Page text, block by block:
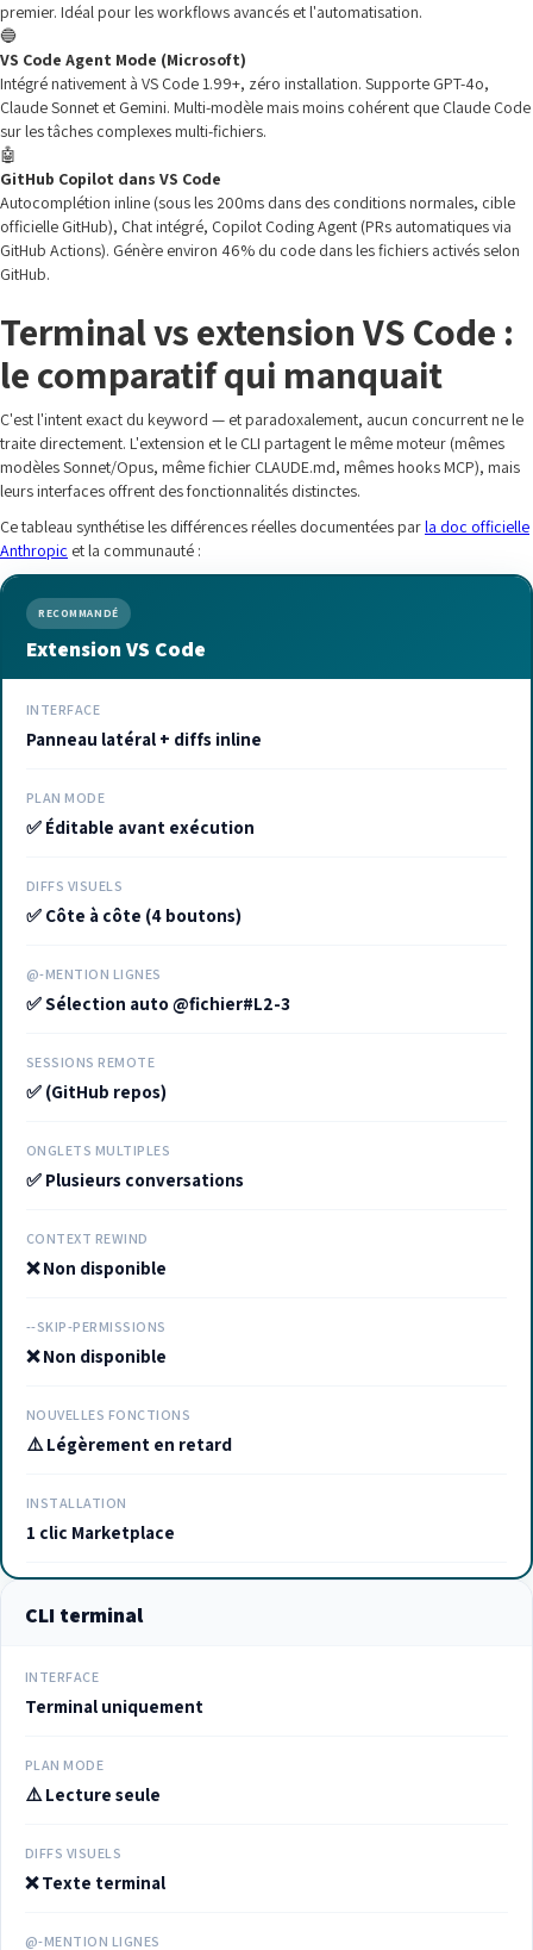
premier. Idéal pour les workflows avancés et l'automatisation.
🔵
VS Code Agent Mode (Microsoft)
Intégré nativement à VS Code 1.99+, zéro installation. Supporte GPT-4o,
Claude Sonnet et Gemini. Multi-modèle mais moins cohérent que Claude Code
sur les tâches complexes multi-fichiers.
🤖
GitHub Copilot dans VS Code
Autocomplétion inline (sous les 200ms dans des conditions normales, cible
officielle GitHub), Chat intégré, Copilot Coding Agent (PRs automatiques via
GitHub Actions). Génère environ 46% du code dans les fichiers activés selon
GitHub.
Terminal vs extension VS Code :
le comparatif qui manquait
C'est l'intent exact du keyword — et paradoxalement, aucun concurrent ne le
traite directement. L'extension et le CLI partagent le même moteur (mêmes
modèles Sonnet/Opus, même fichier CLAUDE.md, mêmes hooks MCP), mais
leurs interfaces offrent des fonctionnalités distinctes.
Ce tableau synthétise les différences réelles documentées parla doc officielle
Anthropic et la communauté :
RECOMMANDÉ
Extension VS Code
INTERFACE
Panneau latéral + diffs inline
PLAN MODE
✅ Éditable avant exécution
DIFFS VISUELS
✅ Côte à côte (4 boutons)
@-MENTION LIGNES
✅ Sélection auto @fichier#L2-3
SESSIONS REMOTE
✅ (GitHub repos)
ONGLETS MULTIPLES
✅ Plusieurs conversations
CONTEXT REWIND
❌ Non disponible
--SKIP-PERMISSIONS
❌ Non disponible
NOUVELLES FONCTIONS
⚠️ Légèrement en retard
INSTALLATION
1 clic Marketplace
CLI terminal
INTERFACE
Terminal uniquement
PLAN MODE
⚠️ Lecture seule
DIFFS VISUELS
❌ Texte terminal
@-MENTION LIGNES